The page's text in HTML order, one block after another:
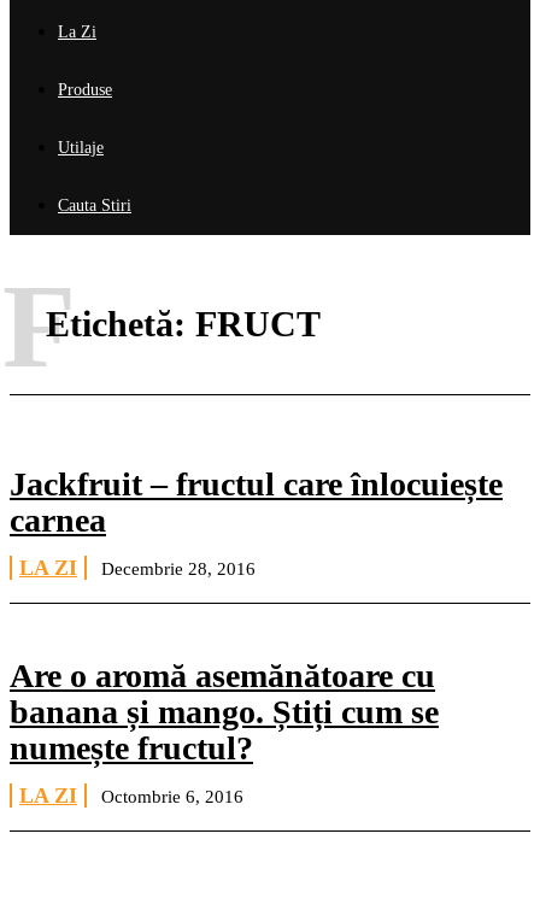
La Zi
Produse
Utilaje
Cauta Stiri
Etichetă: FRUCT
F
Jackfruit – fructul care înlocuiește
carnea
LA ZI Decembrie 28, 2016
Are o aromă asemănătoare cu
banana și mango. Știți cum se
numește fructul?
LA ZI Octombrie 6, 2016